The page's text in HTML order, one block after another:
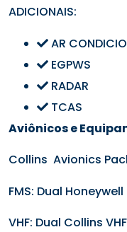
ADICIONAIS:
AR
EGPWS
RADAR
TCAS
Aviônicos e
Collins Avionics
FMS: Dual Honeywell
VHF: Dual Collins